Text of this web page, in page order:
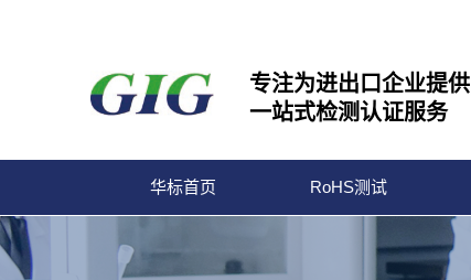
专注为进出口企业提供
一站式检测认证服务
华标首页 RoHS测试